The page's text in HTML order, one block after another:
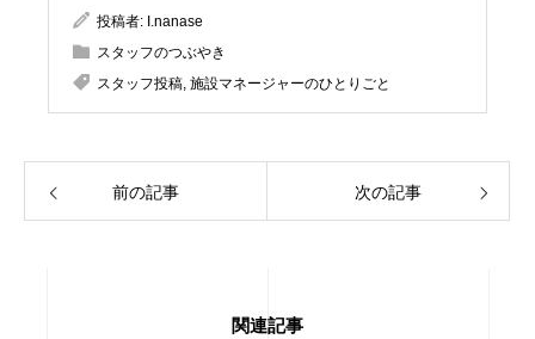
投稿者: I.nanase
スタッフのつぶやき
スタッフ投稿, 施設マネージャーのひとりごと
前の記事 次の記事
関連記事